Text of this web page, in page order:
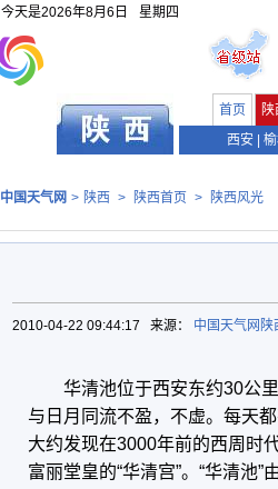
今天是2026年8月6日 星期四
首页
西安
中国天气网 > 陕西 > 陕西首页 > 陕西风光
2010-04-22 09:44:17 来源： 中国天气网陕
华清池位于西安东约30公
与日月同流不盈，不虚。每天
大约发现在3000年前的西周时
富丽堂皇的“华清宫”。“华清池